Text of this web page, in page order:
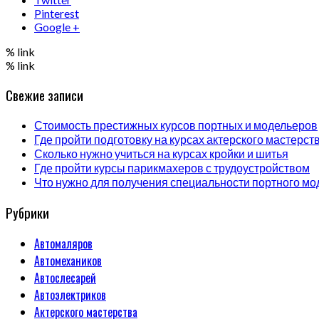
Pinterest
Google +
% link
% link
Свежие записи
Стоимость престижных курсов портных и модельеров
Где пройти подготовку на курсах актерского
Сколько нужно учиться на курсах кройки и шитья
Где пройти курсы парикмахеров с трудоустройством
Что нужно для получения специальности портного
Рубрики
Автомаляров
Автомехаников
Автослесарей
Автоэлектриков
Актерского мастерства